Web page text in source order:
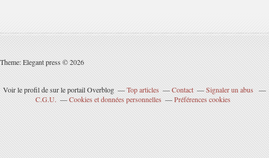
Theme: Elegant press © 2026
Voir le profil desur le portail Overblog Top articles Contact
Signaler un abus
C.G.U.
Cookies et données personnelles Préférences cookies